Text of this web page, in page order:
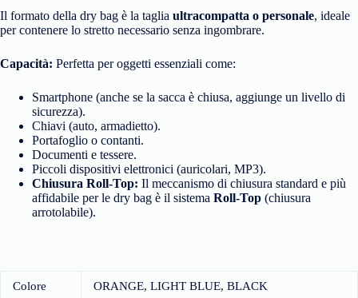
Il formato della dry bag è la taglia ultracompatta o personale, ideale
per contenere lo stretto necessario senza ingombrare.
Capacità: Perfetta per oggetti essenziali come:
Smartphone (anche se la sacca è chiusa, aggiunge un livello di
sicurezza).
Chiavi (auto, armadietto).
Portafoglio o contanti.
Documenti e tessere.
Piccoli dispositivi elettronici (auricolari, MP3).
Chiusura Roll-Top: Il meccanismo di chiusura standard e più
affidabile per le dry bag è il sistema Roll-Top (chiusura
arrotolabile).
Colore ORANGE, LIGHT BLUE, BLACK